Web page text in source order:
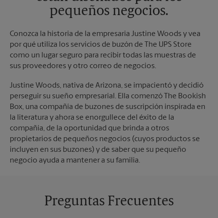
pequeños negocios.
Conozca la historia de la empresaria Justine Woods y vea
por qué utiliza los servicios de buzón de The UPS Store
como un lugar seguro para recibir todas las muestras de
sus proveedores y otro correo de negocios.
Justine Woods, nativa de Arizona, se impacientó y decidió
perseguir su sueño empresarial. Ella comenzó The Bookish
Box, una compañía de buzones de suscripción inspirada en
la literatura y ahora se enorgullece del éxito de la
compañía, de la oportunidad que brinda a otros
propietarios de pequeños negocios (cuyos productos se
incluyen en sus buzones) y de saber que su pequeño
negocio ayuda a mantener a su familia.
Preguntas Frecuentes